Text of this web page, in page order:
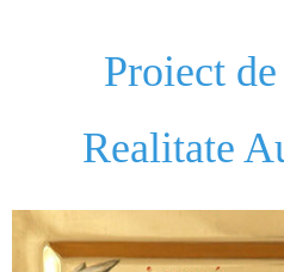
Proiect
Realitate